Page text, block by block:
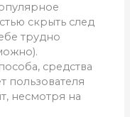
скрыть след
трудно
средства
пользователя
несмотря на